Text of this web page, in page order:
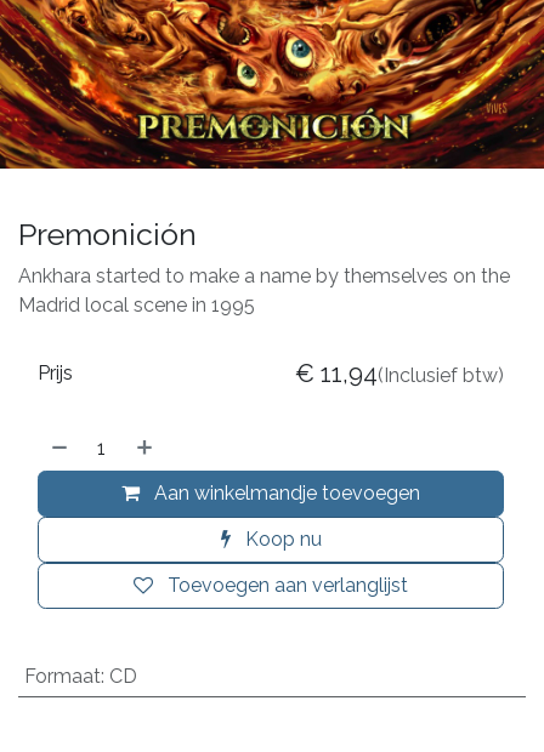
Premonición
Ankhara started to make a name by themselves on the
Madrid local scene in 1995
Aan winkelmandje toevoegen
Koop nu
Toevoegen aan verlanglijst
Prijs € 11,94(Inclusief btw)
Formaat: CD